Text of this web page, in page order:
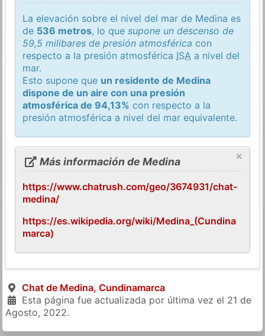
La elevación sobre el nivel del mar de Medina es
de 536 metros, lo quesupone un descenso de
59,5 milibares de presión atmosférica con
respecto a la presión atmosférica ISA a nivel del
mar.
Esto supone que un residente de Medina
dispone de un aire con una presión
atmosférica de 94,13% con respecto a la
presión atmosférica a nivel del mar equivalente.
×
Más información de Medina
https://www.chatrush.com/geo/3674931/chat-
medina/
https://es.wikipedia.org/wiki/Medina_(Cundina
marca)
Chat de Medina, Cundinamarca
Esta página fue actualizada por última vez el 21 de
Agosto, 2022.